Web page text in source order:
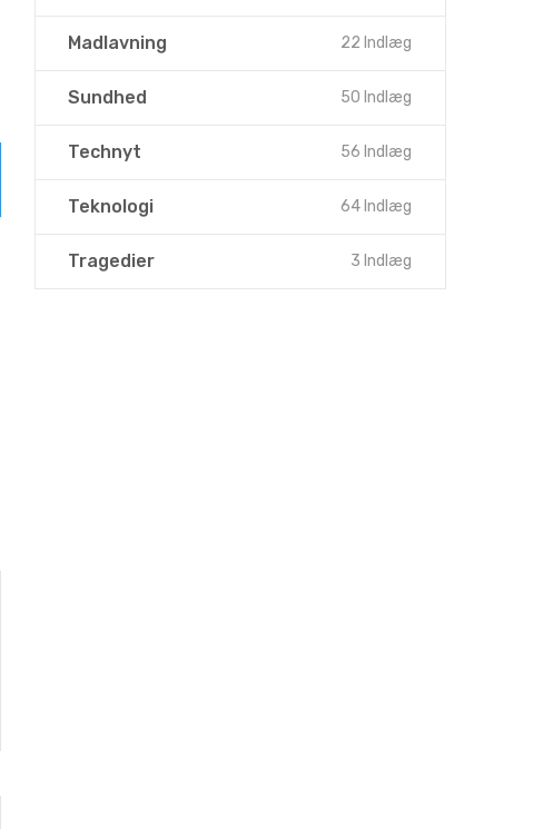
Madlavning 22 Indlæg
Sundhed 50 Indlæg
Technyt 56 Indlæg
Teknologi 64 Indlæg
Tragedier 3 Indlæg